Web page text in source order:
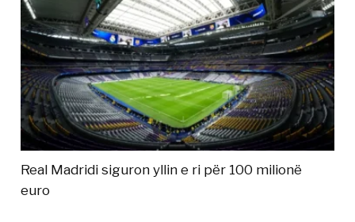
Real Madridi siguron yllin e ri për 100 milionë
euro